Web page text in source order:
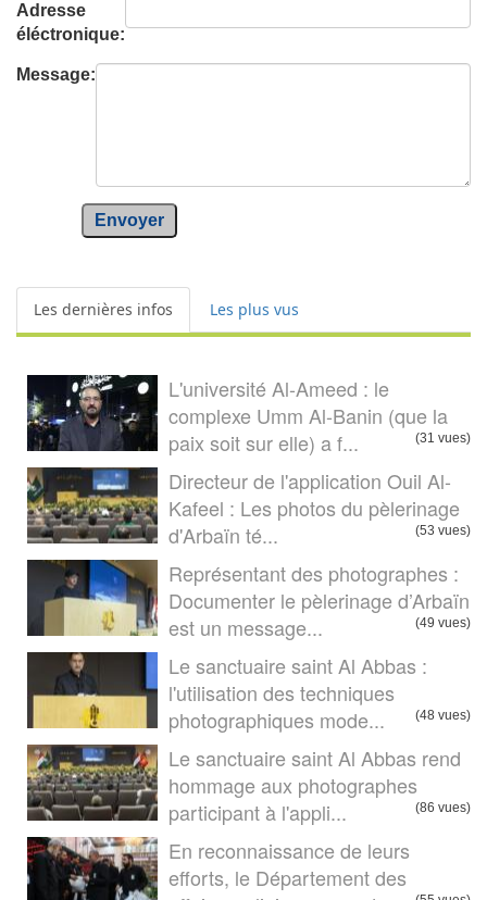
Adresse
éléctronique:
Message:
Envoyer
Les dernières infos Les plus vus
L'université Al-Ameed : le
complexe Umm Al-Banin (que la
paix soit sur elle) a f...
(31 vues)
Directeur de l'application Ouil Al-
Kafeel : Les photos du pèlerinage
d'Arbaïn té...
(53 vues)
Représentant des photographes :
Documenter le pèlerinage d’Arbaïn
est un message...
(49 vues)
Le sanctuaire saint Al Abbas :
l'utilisation des techniques
photographiques mode...
(48 vues)
Le sanctuaire saint Al Abbas rend
hommage aux photographes
participant à l'appli...
(86 vues)
En reconnaissance de leurs
efforts, le Département des